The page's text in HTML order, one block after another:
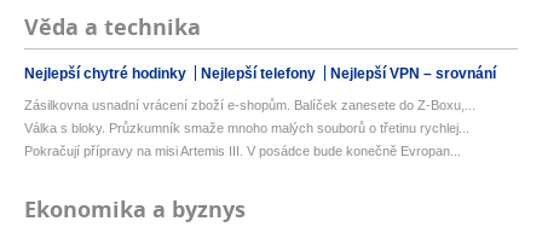
Věda a technika
Nejlepší chytré hodinky Nejlepší telefony Nejlepší VPN – srovnání
Zásilkovna usnadní vrácení zboží e-shopům. Balíček zanesete do Z-Boxu,...
Válka s bloky. Průzkumník smaže mnoho malých souborů o třetinu rychlej...
Pokračují přípravy na misi Artemis III. V posádce bude konečně Evropan...
Ekonomika a byznys